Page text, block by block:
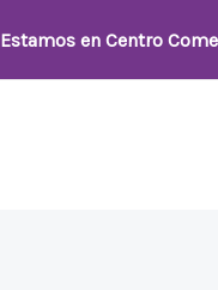
Estamos en Centro